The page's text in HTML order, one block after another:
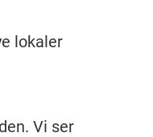
lokaler
Vi ser